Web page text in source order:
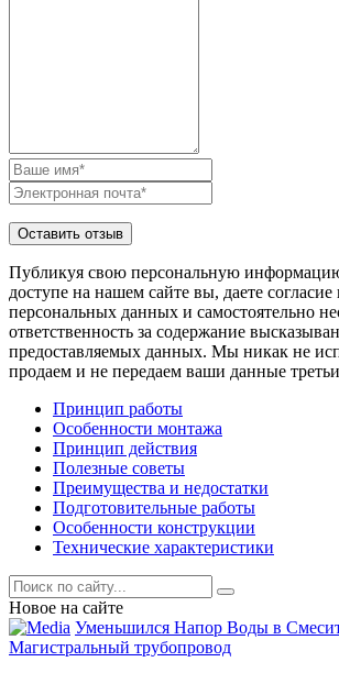
Публикуя свою персональную
доступе на нашем сайте вы, даете согласие
персональных данных и самостоятельно
ответственность за содержание
предоставляемых данных. Мы никак не
продаем и не передаем ваши данные
Принцип работы
Особенности монтажа
Принцип действия
Полезные советы
Преимущества и недостатки
Подготовительные работы
Особенности конструкции
Технические характеристики
Новое на сайте
Уменьшился Напор Воды в
Магистральный трубопровод